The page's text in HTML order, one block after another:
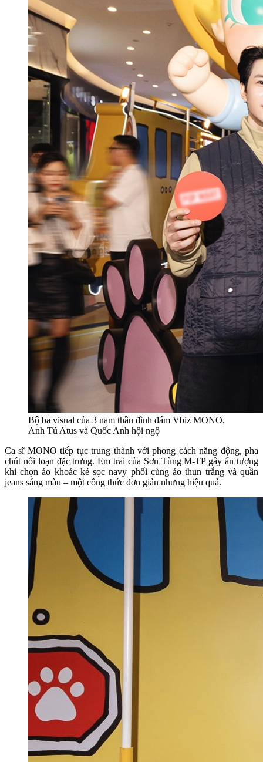
Bộ ba visual của 3 nam thần đình đám Vbiz MONO,
Anh Tú Atus và Quốc Anh hội ngộ
Ca sĩ MONO tiếp tục trung thành với phong cách năng động, pha
chút nổi loạn đặc trưng. Em trai của Sơn Tùng M-TP gây ấn tượng
khi chọn áo khoác kẻ sọc navy phối cùng áo thun trắng và quần
jeans sáng màu – một công thức đơn giản nhưng hiệu quả.